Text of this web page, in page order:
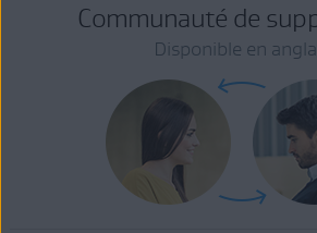
Communauté de
Disponible en